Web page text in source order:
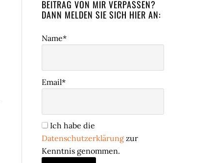
BEITRAG VON MIR VERPASSEN?
DANN MELDEN SIE SICH HIER AN:
Name*
Email*
Ich habe die
Datenschutzerklärung zur
Kenntnis genommen.